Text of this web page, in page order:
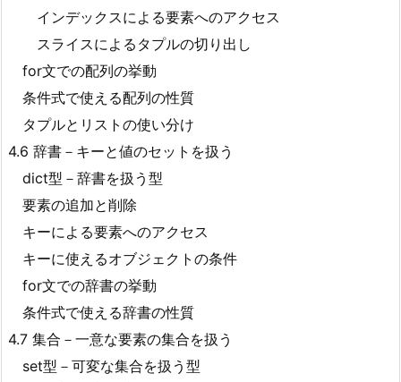
インデックスによる要素へのアクセス
スライスによるタプルの切り出し
for文での配列の挙動
条件式で使える配列の性質
タプルとリストの使い分け
4.6 辞書－キーと値のセットを扱う
dict型－辞書を扱う型
要素の追加と削除
キーによる要素へのアクセス
キーに使えるオブジェクトの条件
for文での辞書の挙動
条件式で使える辞書の性質
4.7 集合－一意な要素の集合を扱う
set型－可変な集合を扱う型